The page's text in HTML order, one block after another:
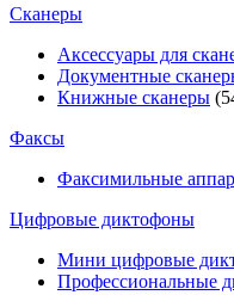
Сканеры
Аксессуары для
Документные
Книжные сканеры
Факсы
Факсимильные
Цифровые диктофоны
Мини цифровые
Профессиональные